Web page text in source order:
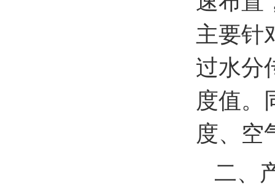
主要针
过水分
度值。
度、空
二、